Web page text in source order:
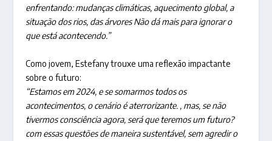
enfrentando: mudanças climáticas, aquecimento global, a
situação dos rios, das árvores Não dá mais para ignorar o
que está acontecendo.”
Como jovem, Estefany trouxe uma reflexão impactante
sobre o futuro:
“Estamos em 2024, e se somarmos todos os
acontecimentos, o cenário é aterrorizante. , mas, se não
tivermos consciência agora, será que teremos um futuro?
com essas questões de maneira sustentável, sem agredir o